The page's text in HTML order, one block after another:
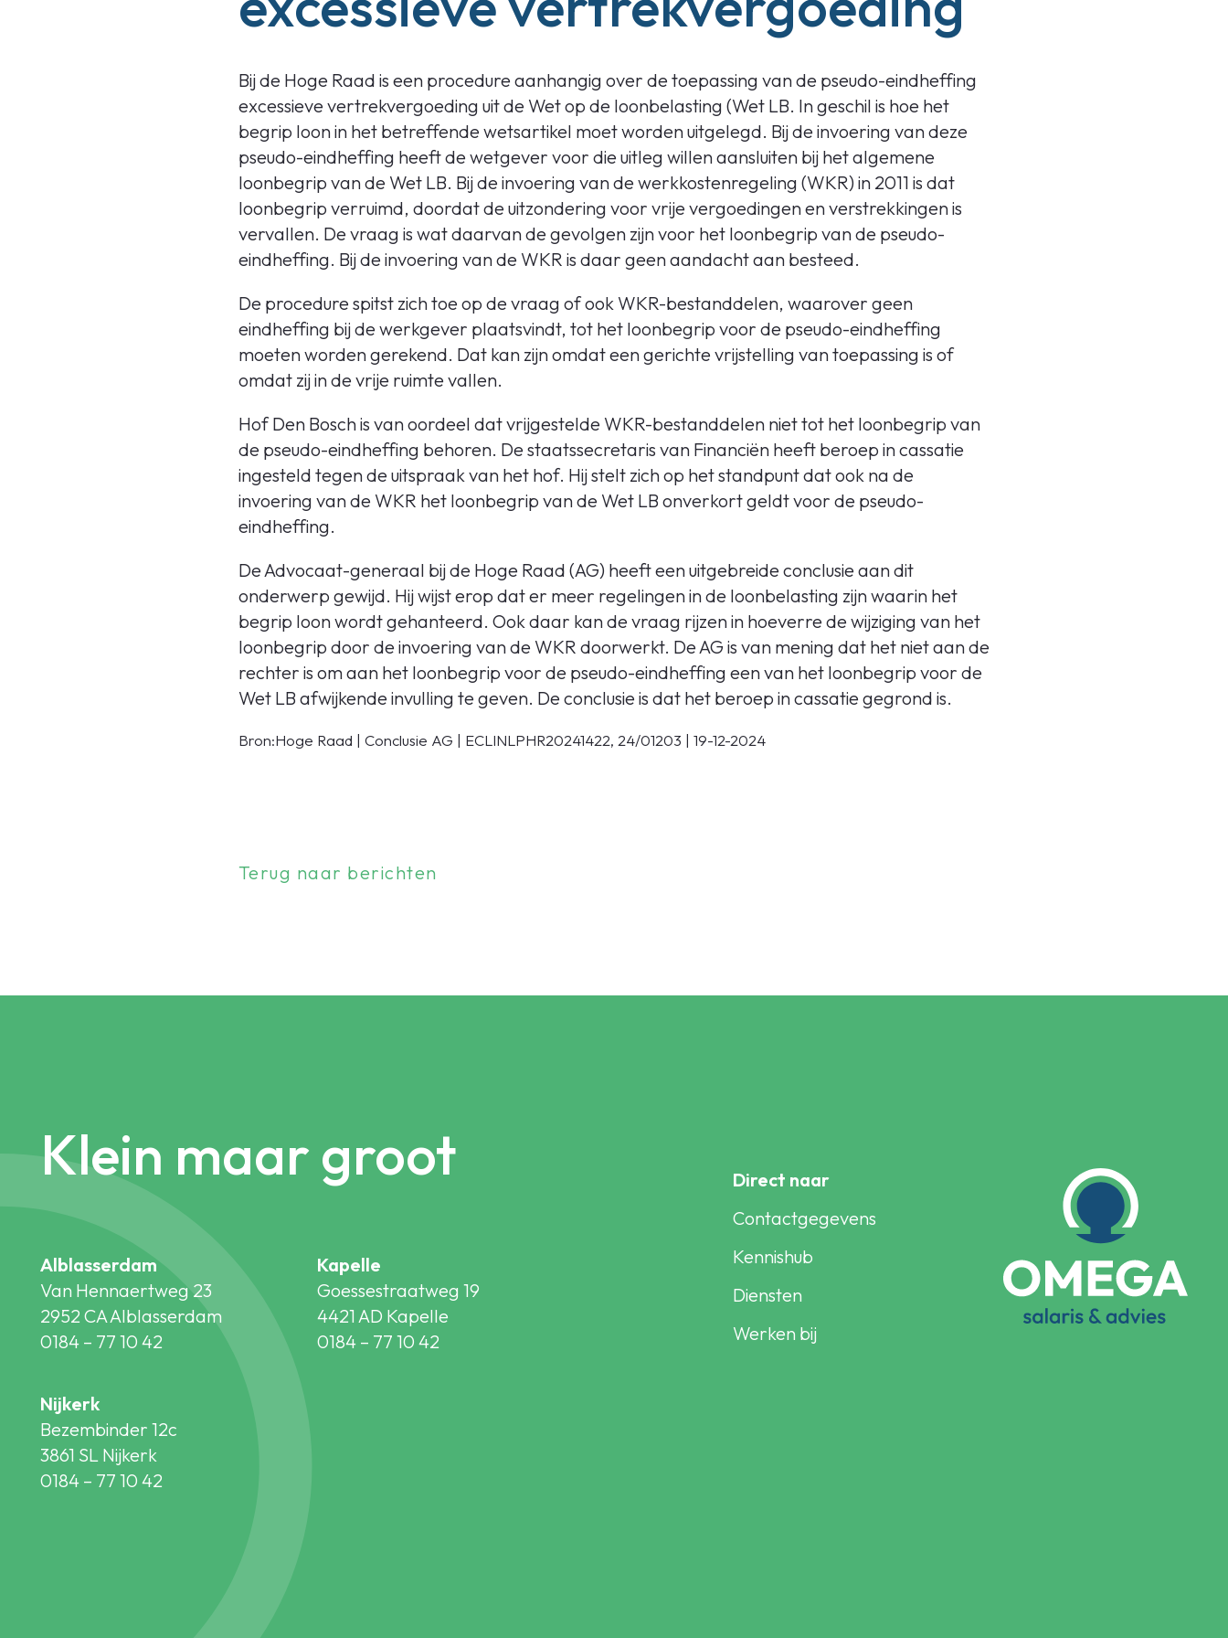
Bij de Hoge Raad is een procedure aanhangig over de toepassing van de pseudo-eindheffing
excessieve vertrekvergoeding uit de Wet op de loonbelasting (Wet LB. In geschil is hoe het
begrip loon in het betreffende wetsartikel moet worden uitgelegd. Bij de invoering van deze
pseudo-eindheffing heeft de wetgever voor die uitleg willen aansluiten bij het algemene
loonbegrip van de Wet LB. Bij de invoering van de werkkostenregeling (WKR) in 2011 is dat
loonbegrip verruimd, doordat de uitzondering voor vrije vergoedingen en verstrekkingen is
vervallen. De vraag is wat daarvan de gevolgen zijn voor het loonbegrip van de pseudo-
eindheffing. Bij de invoering van de WKR is daar geen aandacht aan besteed.
De procedure spitst zich toe op de vraag of ook WKR-bestanddelen, waarover geen
eindheffing bij de werkgever plaatsvindt, tot het loonbegrip voor de pseudo-eindheffing
moeten worden gerekend. Dat kan zijn omdat een gerichte vrijstelling van toepassing is of
omdat zij in de vrije ruimte vallen.
Hof Den Bosch is van oordeel dat vrijgestelde WKR-bestanddelen niet tot het loonbegrip van
de pseudo-eindheffing behoren. De staatssecretaris van Financiën heeft beroep in cassatie
ingesteld tegen de uitspraak van het hof. Hij stelt zich op het standpunt dat ook na de
invoering van de WKR het loonbegrip van de Wet LB onverkort geldt voor de pseudo-
eindheffing.
De Advocaat-generaal bij de Hoge Raad (AG) heeft een uitgebreide conclusie aan dit
onderwerp gewijd. Hij wijst erop dat er meer regelingen in de loonbelasting zijn waarin het
begrip loon wordt gehanteerd. Ook daar kan de vraag rijzen in hoeverre de wijziging van het
loonbegrip door de invoering van de WKR doorwerkt. De AG is van mening dat het niet aan de
rechter is om aan het loonbegrip voor de pseudo-eindheffing een van het loonbegrip voor de
Wet LB afwijkende invulling te geven. De conclusie is dat het beroep in cassatie gegrond is.
Bron:Hoge Raad | Conclusie AG | ECLINLPHR20241422, 24/01203 | 19-12-2024
Terug naar berichten
Klein maar groot
Alblasserdam
Van Hennaertweg 23
2952 CA Alblasserdam
0184 – 77 10 42
Kapelle
Goessestraatweg 19
4421 AD Kapelle
0184 – 77 10 42
Nijkerk
Bezembinder 12c
3861 SL Nijkerk
0184 – 77 10 42
Direct naar
Contactgegevens
Kennishub
Diensten
Werken bij